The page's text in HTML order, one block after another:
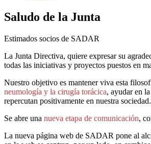
Saludo de la Junta
Estimados socios de SADAR
La Junta Directiva, quiere expresar su
todas las iniciativas y proyectos puestos en
Nuestro objetivo es mantener viva esta
neumología y la cirugía torácica, ayudar en la
repercutan positivamente en nuestra sociedad.
Se abre una nueva etapa de comunicación,
La nueva página web de SADAR pone al